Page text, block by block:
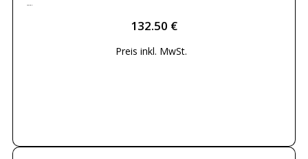
132.50 €
132.50 €
Preis inkl. MwSt.